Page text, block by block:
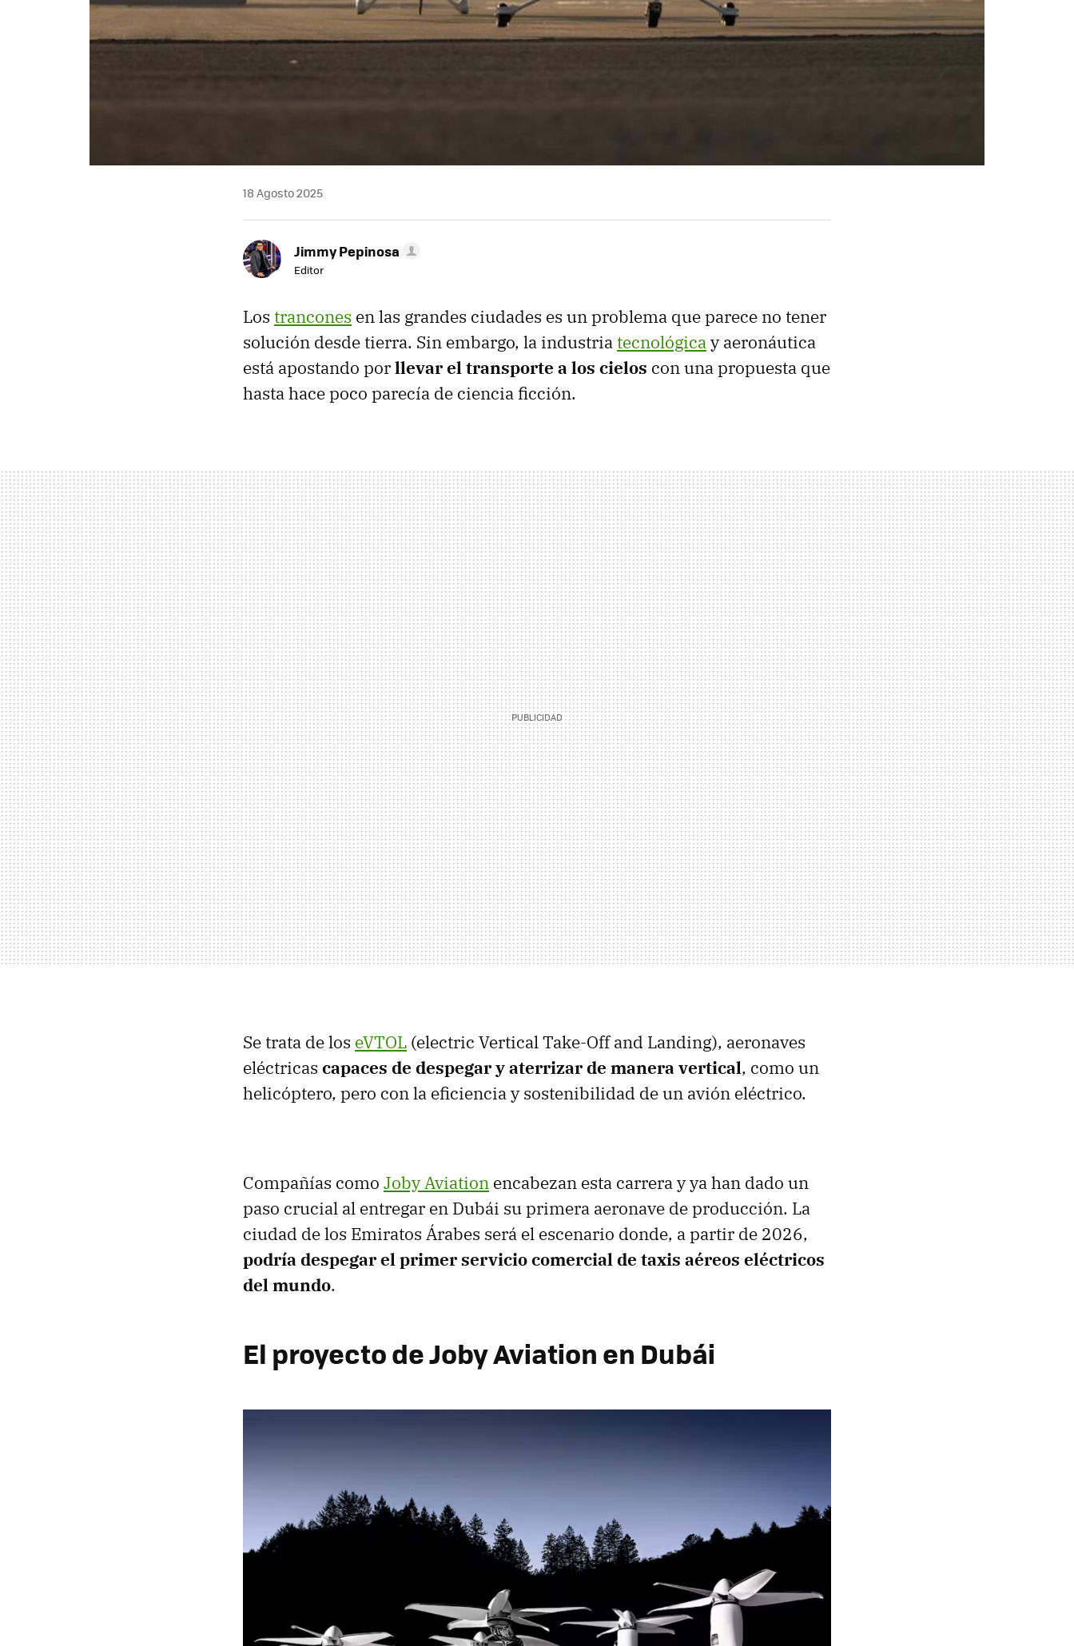
18 Agosto 2025
Jimmy Pepinosa
Editor
Los trancones en las grandes ciudades es un problema que parece no tener
solución desde tierra. Sin embargo, la industriatecnológicay aeronáutica
está apostando porllevar el transporte a los cielos con una propuesta que
hasta hace poco parecía de ciencia ficción.
Se trata de los eVTOL (electric Vertical Take-Off and Landing), aeronaves
eléctricas capaces de despegar y aterrizar de manera vertical, como un
helicóptero, pero con la eficiencia y sostenibilidad de un avión eléctrico.
Compañías como Joby Aviation encabezan esta carrera y ya han dado un
paso crucial al entregar en Dubái su primera aeronave de producción. La
ciudad de los Emiratos Árabes será el escenario donde, a partir de 2026,
podría despegar el primer servicio comercial de taxis aéreos eléctricos
del mundo.
El proyecto de Joby Aviation en Dubái